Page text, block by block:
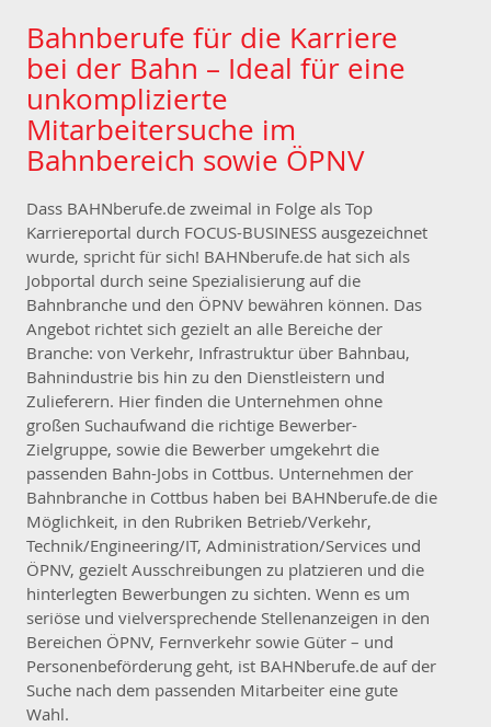
Bahnberufe für die Karriere
bei der Bahn – Ideal für eine
unkomplizierte
Mitarbeitersuche im
Bahnbereich sowie ÖPNV
Dass BAHNberufe.de zweimal in Folge als Top
Karriereportal durch FOCUS-BUSINESS ausgezeichnet
wurde, spricht für sich! BAHNberufe.de hat sich als
Jobportal durch seine Spezialisierung auf die
Bahnbranche und den ÖPNV bewähren können. Das
Angebot richtet sich gezielt an alle Bereiche der
Branche: von Verkehr, Infrastruktur über Bahnbau,
Bahnindustrie bis hin zu den Dienstleistern und
Zulieferern. Hier finden die Unternehmen ohne
großen Suchaufwand die richtige Bewerber-
Zielgruppe, sowie die Bewerber umgekehrt die
passenden Bahn-Jobs in Cottbus. Unternehmen der
Bahnbranche in Cottbus haben bei BAHNberufe.de die
Möglichkeit, in den Rubriken Betrieb/Verkehr,
Technik/Engineering/IT, Administration/Services und
ÖPNV, gezielt Ausschreibungen zu platzieren und die
hinterlegten Bewerbungen zu sichten. Wenn es um
seriöse und vielversprechende Stellenanzeigen in den
Bereichen ÖPNV, Fernverkehr sowie Güter – und
Personenbeförderung geht, ist BAHNberufe.de auf der
Suche nach dem passenden Mitarbeiter eine gute
Wahl.